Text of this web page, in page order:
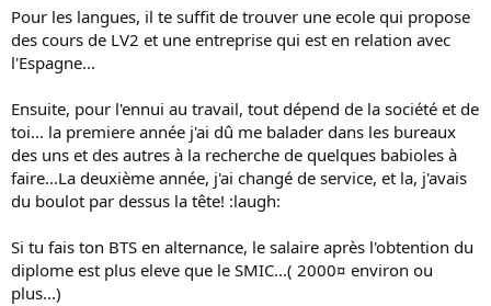
Pour les langues, il te suffit de trouver une ecole qui propose
des cours de LV2 et une entreprise qui est en relation avec
l'Espagne...
Ensuite, pour l'ennui au travail, tout dépend de la société et de
toi... la premiere année j'ai dû me balader dans les bureaux
des uns et des autres à la recherche de quelques babioles à
faire...La deuxième année, j'ai changé de service, et la, j'avais
du boulot par dessus la tête! :laugh:
Si tu fais ton BTS en alternance, le salaire après l'obtention du
diplome est plus eleve que le SMIC...( 2000¤ environ ou
plus...)